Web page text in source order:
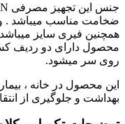
همچنین فیری سایز میباشد
محصول دارای دو ردیف
روی سر میشود.
این محصول در خانه ،
بهداشت و جلوگیری از